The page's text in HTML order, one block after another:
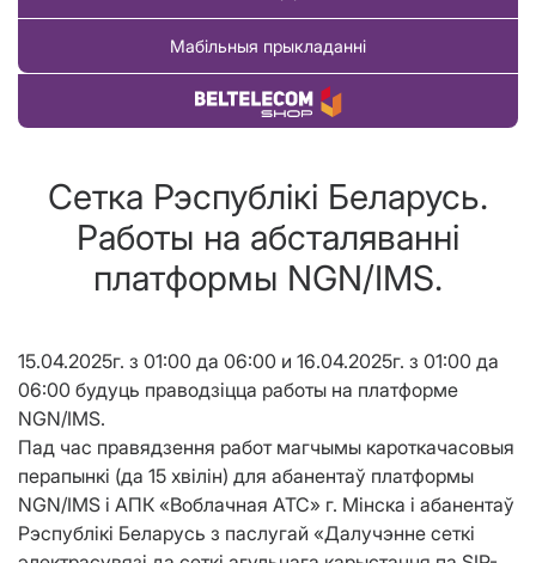
Мабільныя прыкладанні
Купіць тавар
Сетка Рэспублікі Беларусь.
Работы на абсталяванні
платформы NGN/IMS.
15.04.2025г. з 01:00 да 06:00 и 16.04.2025г. з 01:00 да
06:00 будуць праводзіцца работы на платформе
NGN/IMS.
Пад час правядзення работ магчымы кароткачасовыя
перапынкі (да 15 хвілін) для абанентаў платформы
NGN/IMS і АПК «Воблачная АТС» г. Мінска і абанентаў
Рэспублікі Беларусь з паслугай «Далучэнне сеткі